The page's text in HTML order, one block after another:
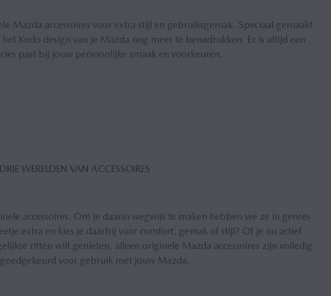
Mazda accessoires voor extra stijl en gebruiksgemak. Speciaal gemaakt
Kodo design van je Mazda nog meer te benadrukken. Er is altijd een
past bij jouw persoonlijke smaak en voorkeuren.
DRIE WE­REL­DEN VAN AC­CES­SOI­RES
accessoires. Om je daarin wegwijs te maken hebben we ze in genres
extra en kies je daarbij voor comfort, gemak of stijl? Of je nu actief
ritten wilt genieten, alleen originele Mazda accessoires zijn volledig
voor gebruik met jouw Mazda.